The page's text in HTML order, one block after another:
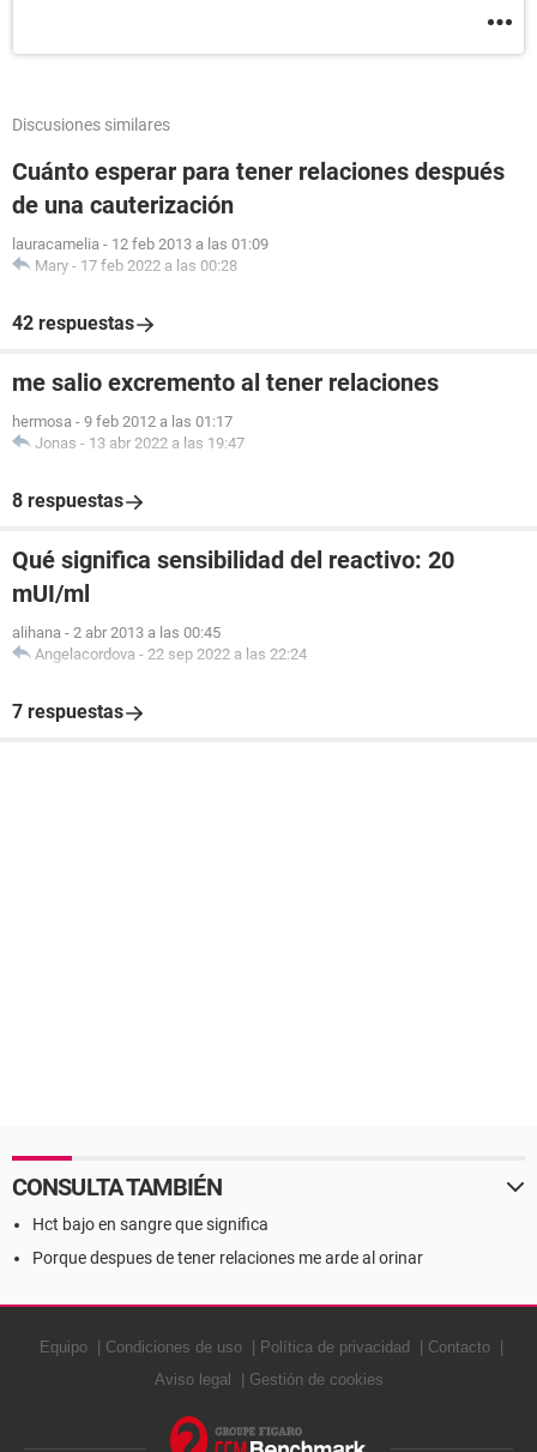
Discusiones similares
Cuánto esperar para tener relaciones después
de una cauterización
lauracamelia - 12 feb 2013 a las 01:09
Mary - 17 feb 2022 a las 00:28
42 respuestas
me salio excremento al tener relaciones
hermosa - 9 feb 2012 a las 01:17
Jonas - 13 abr 2022 a las 19:47
8 respuestas
Qué significa sensibilidad del reactivo: 20
mUI/ml
alihana - 2 abr 2013 a las 00:45
Angelacordova - 22 sep 2022 a las 22:24
7 respuestas
CONSULTA TAMBIÉN
Hct bajo en sangre que significa
Porque despues de tener relaciones me arde al orinar
Equipo Condiciones de uso Política de privacidad
Contacto
Aviso legal
Gestión de cookies